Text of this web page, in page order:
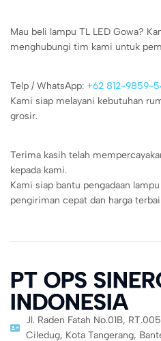
Mau beli lampu TL LED Gowa?
menghubungi tim kami untuk
Telp / WhatsApp: +62 812-9859-
Kami siap melayani kebutuhan
grosir.
Terima kasih telah
kepada kami.
Kami siap bantu pengadaan
pengiriman cepat dan harga
PT OPS
INDONESIA
Jl. Raden Fatah No.01B,
Ciledug, Kota Tangerang,